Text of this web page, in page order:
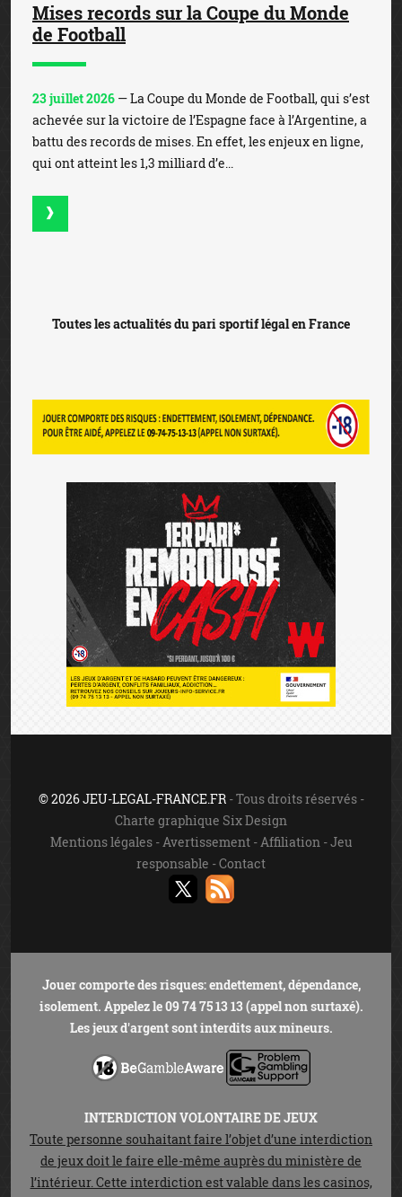
Mises records sur la Coupe du Monde
de Football
23 juillet 2026 — La Coupe du Monde de Football, qui s’est
achevée sur la victoire de l’Espagne face à l’Argentine, a
battu des records de mises. En effet, les enjeux en ligne,
qui ont atteint les 1,3 milliard d’e...
Toutes les actualités du pari sportif légal en France
© 2026 JEU-LEGAL-FRANCE.FR- Tous droits réservés -
Charte graphique Six Design
Mentions légales-Avertissement-Affiliation-Jeu
responsable -Contact
Jouer comporte des risques: endettement, dépendance,
isolement. Appelez le 09 74 75 13 13 (appel non surtaxé).
Les jeux d'argent sont interdits aux mineurs.
INTERDICTION VOLONTAIRE DE JEUX
Toute personne souhaitant faire l’objet d’une interdiction
de jeux doit le faire elle-même auprès du ministère de
l’intérieur. Cette interdiction est valable dans les casinos,